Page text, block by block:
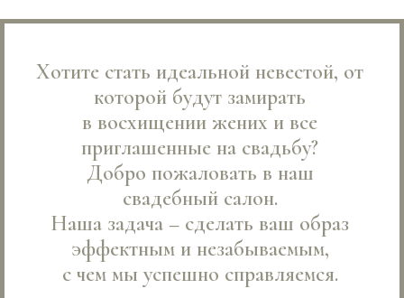
Хотите стать идеальной невестой, от
которой будут замирать
в восхищении жених и все
приглашенные на свадьбу?
Добро пожаловать в наш
свадебный салон.
Наша задача – сделать ваш образ
эффектным и незабываемым,
с чем мы успешно справляемся.